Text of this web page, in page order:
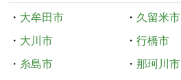
・ 大牟田市 ・ 久留米市
・ 大川市 ・ 行橋市
・ 糸島市 ・ 那珂川市